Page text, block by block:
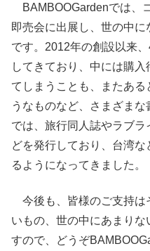
BAMBOOGardenでは、
即売会に出展し、世の中
です。2012年の創設以来
してきており、中には購
てしまうことも、またあ
うなものなど、さまざま
では、旅行同人誌やラブ
どを発行しており、台湾
るようになってきました。
今後も、皆様のご支持は
いもの、世の中にあまりな
すので、どうぞ